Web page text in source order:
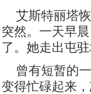
艾斯特丽塔
突然。一天早
了。她走出屯
曾有短暂的
变得忙碌起来